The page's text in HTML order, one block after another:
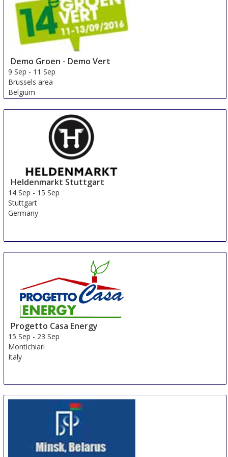
Demo Groen - Demo Vert
9 Sep - 11 Sep
Brussels area
Belgium
Heldenmarkt Stuttgart
14 Sep - 15 Sep
Stuttgart
Germany
Progetto Casa Energy
15 Sep - 23 Sep
Montichiari
Italy